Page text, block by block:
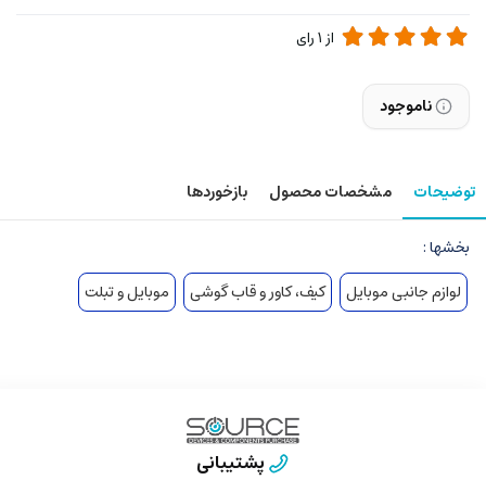
از 1رای
ناموجود
توضیحات مشخصات محصول بازخوردها
بخشها :
لوازم جانبی موبایل
کیف، کاور و قاب گوشی موبایل و تبلت
پشتیبانی